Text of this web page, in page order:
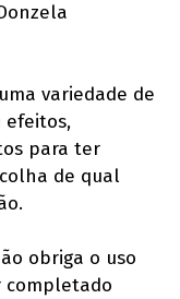
variedade de
efeitos,
para ter
de qual
obriga o uso
completado